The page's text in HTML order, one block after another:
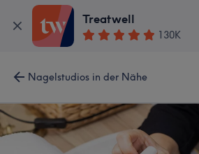
Treatwell
130K
Nagelstudios in der Nähe